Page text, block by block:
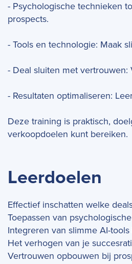
- Psychologische technieken
prospects.
- Tools en technologie: Maak
- Deal sluiten met vertrouwen:
- Resultaten optimaliseren:
Deze training is praktisch,
verkoopdoelen kunt bereiken.
Leerdoelen
Effectief inschatten welke
Toepassen van
Integreren van slimme AI-
Het verhogen van je
Vertrouwen opbouwen bij